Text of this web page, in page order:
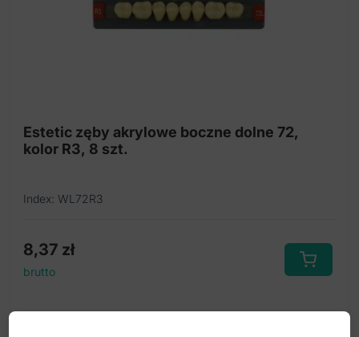
Estetic zęby akrylowe boczne dolne 72,
kolor R3, 8 szt.
Index: WL72R3
8,37 zł
brutto